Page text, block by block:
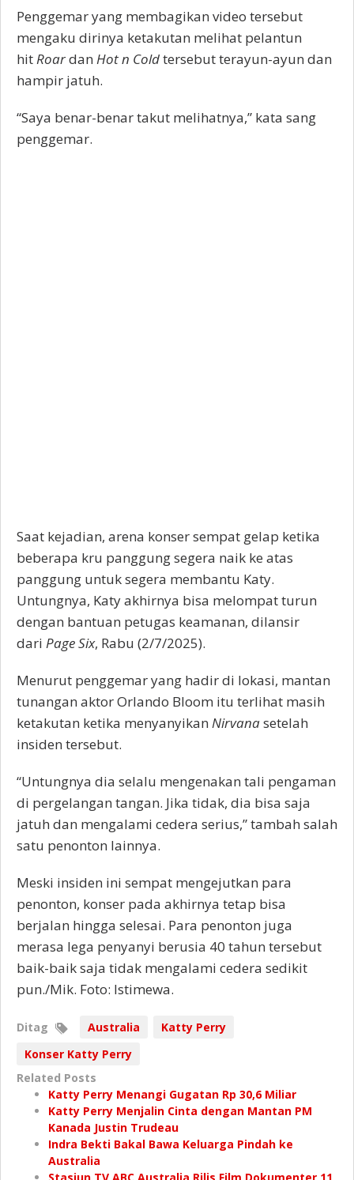
Penggemar yang membagikan video tersebut
mengaku dirinya ketakutan melihat pelantun
hitRoardan Hot n Coldtersebut terayun-ayun dan
hampir jatuh.
“Saya benar-benar takut melihatnya,” kata sang
penggemar.
Saat kejadian, arena konser sempat gelap ketika
beberapa kru panggung segera naik ke atas
panggung untuk segera membantu Katy.
Untungnya, Katy akhirnya bisa melompat turun
dengan bantuan petugas keamanan, dilansir
dari Page Six, Rabu (2/7/2025).
Menurut penggemar yang hadir di lokasi, mantan
tunangan aktor Orlando Bloom itu terlihat masih
ketakutan ketika menyanyikan Nirvanasetelah
insiden tersebut.
“Untungnya dia selalu mengenakan tali pengaman
di pergelangan tangan. Jika tidak, dia bisa saja
jatuh dan mengalami cedera serius,” tambah salah
satu penonton lainnya.
Meski insiden ini sempat mengejutkan para
penonton, konser pada akhirnya tetap bisa
berjalan hingga selesai. Para penonton juga
merasa lega penyanyi berusia 40 tahun tersebut
baik-baik saja tidak mengalami cedera sedikit
pun./Mik. Foto: Istimewa.
Ditag Australia
Katty Perry
Konser Katty Perry
Related Posts
Katty Perry Menangi Gugatan Rp 30,6 Miliar
Katty Perry Menjalin Cinta dengan Mantan PM
Kanada Justin Trudeau
Indra Bekti Bakal Bawa Keluarga Pindah ke
Australia